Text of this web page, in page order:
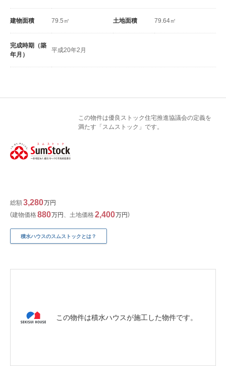
建物面積 79.5㎡ 土地面積 79.64㎡
完成時期（築
年月）
平成20年2月
この物件は優良ストック住宅推進協議会の定義を
満たす「スムストック」です。
総額3,280万円
建物価格880万円 、土地価格2,400万円
積水ハウスのスムストックとは？
この物件は積水ハウスが施工した物件です。